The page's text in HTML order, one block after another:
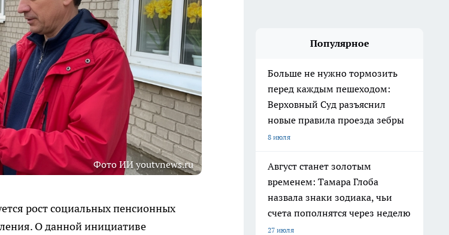
Фото ИИ youtvnews.ru
рост социальных пенсионных
О данной инициативе
Популярное
Больше не нужно тормозить
перед каждым пешеходом:
Верховный Суд разъяснил
новые правила проезда зебры
8 июля
Август станет золотым
временем: Тамара Глоба
назвала знаки зодиака, чьи
счета пополнятся через неделю
27 июля